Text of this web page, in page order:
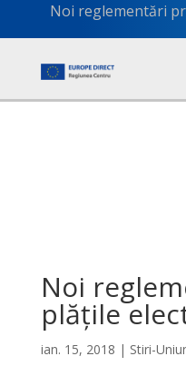
Noi reglementări
Noi
plățile
ian. 15, 2018 | Stiri-